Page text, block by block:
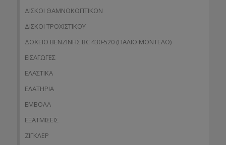
ΔΙΣΚΟΙ ΘΑΜΝΟΚΟΠΤΙΚΩΝ
ΔΙΣΚΟΙ ΤΡΟΧΙΣΤΙΚΟΥ
ΔΟΧΕΙΟ ΒΕΝΖΙΝΗΣ BC 430-520 (ΠΑΛΙΟ ΜΟΝΤΕΛΟ)
ΕΙΣΑΓΩΓΕΣ
ΕΛΑΣΤΙΚΑ
ΕΛΑΤΗΡΙΑ
ΕΜΒΟΛΑ
ΕΞΑΤΜΙΣΕΙΣ
ΖΙΓΚΛΕΡ